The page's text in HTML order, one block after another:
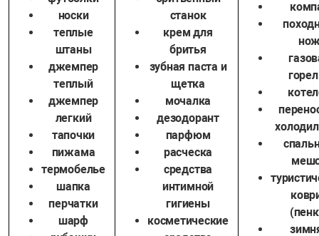
носки
теплые
штаны
джемпер
теплый
джемпер
легкий
тапочки
пижама
термобелье
шапка
перчатки
шарф
станок
крем для
бритья
зубная паста и
щетка
мочалка
дезодорант
парфюм
расческа
средства
интимной
гигиены
косметические